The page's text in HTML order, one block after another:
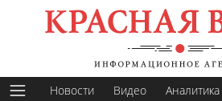
Новости Видео Аналитика